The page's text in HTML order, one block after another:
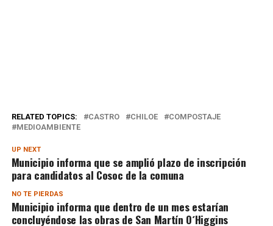
RELATED TOPICS: CASTRO CHILOE
COMPOSTAJE
MEDIOAMBIENTE
UP NEXT
Municipio informa que se amplió plazo de inscripción
para candidatos al Cosoc de la comuna
NO TE PIERDAS
Municipio informa que dentro de un mes estarían
concluyéndose las obras de San Martín O´Higgins